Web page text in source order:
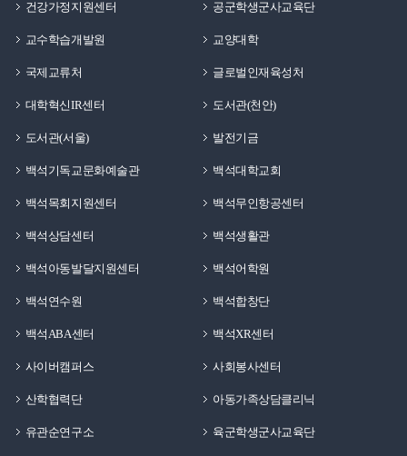
건강가정지원센터 공군학생군사교육단
교수학습개발원 교양대학
국제교류처 글로벌인재육성처
대학혁신IR센터 도서관(천안)
도서관(서울) 발전기금
백석기독교문화예술관 백석대학교회
백석목회지원센터 백석무인항공센터
백석상담센터 백석생활관
백석아동발달지원센터 백석어학원
백석연수원 백석합창단
백석ABA센터 백석XR센터
사이버캠퍼스 사회봉사센터
산학협력단 아동가족상담클리닉
유관순연구소 육군학생군사교육단